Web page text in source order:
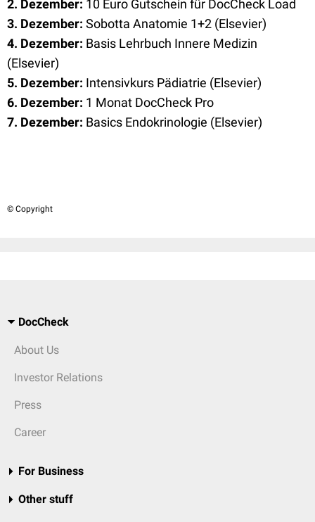
2. Dezember: 10 Euro Gutschein für DocCheck Load
3. Dezember: Sobotta Anatomie 1+2 (Elsevier)
4. Dezember: Basis Lehrbuch Innere Medizin
(Elsevier)
5. Dezember: Intensivkurs Pädiatrie (Elsevier)
6. Dezember: 1 Monat DocCheck Pro
7. Dezember: Basics Endokrinologie (Elsevier)
© Copyright
DocCheck
About Us
Investor Relations
Press
Career
For Business
Other stuff